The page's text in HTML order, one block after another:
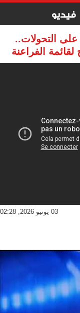
فيديو
التحولات..
الفراعنة
03 يونيو 2026, 02:28